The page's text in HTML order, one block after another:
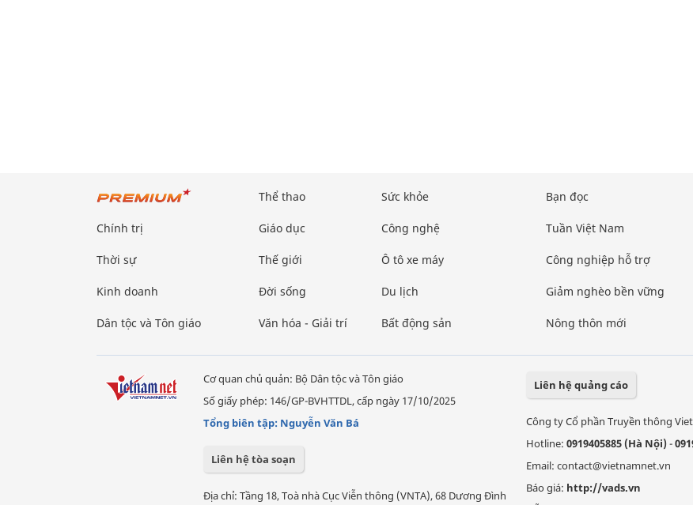
Chính trị
Thời sự
Kinh doanh
Dân tộc và Tôn giáo
Thể thao
Giáo dục
Thế giới
Đời sống
Văn hóa - Giải trí
Sức khỏe
Công nghệ
Ô tô xe máy
Du lịch
Bất động sản
Bạn đọc
Tuần Việt Nam
Công nghiệp hỗ trợ
Giảm nghèo bền vững
Nông thôn mới
Cơ quan chủ quản: Bộ Dân tộc và Tôn giáo
Số giấy phép: 146/GP-BVHTTDL, cấp ngày 17/10/2025
Tổng biên tập: Nguyễn Văn Bá
Liên hệ tòa soạn
Địa chỉ: Tầng 18, Toà nhà Cục Viễn thông (VNTA), 68 Dương Đình
Liên hệ quảng cáo
Công ty Cổ phần Truyền thông
Hotline: 0919405885 (Hà Nội)-
Email: contact@vietnamnet.vn
Báo giá: http://vads.vn